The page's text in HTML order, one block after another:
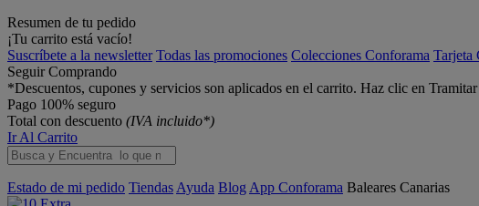
Resumen de tu pedido
¡Tu carrito está vacío!
Suscríbete a la newsletter Todas las promociones Colecciones Conforama Tarjeta
Seguir Comprando
*Descuentos, cupones y servicios son aplicados en el carrito. Haz clic en
Pago 100% seguro
Total con descuento (IVA incluido*)
Ir Al Carrito
Estado de mi pedido Tiendas Ayuda Blog App Conforama Baleares Canarias